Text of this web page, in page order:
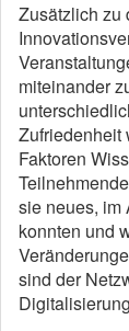
Zusätzlich zu
miteinander
Zufriedenheit
Faktoren
sie neues, im
konnten und
sind der